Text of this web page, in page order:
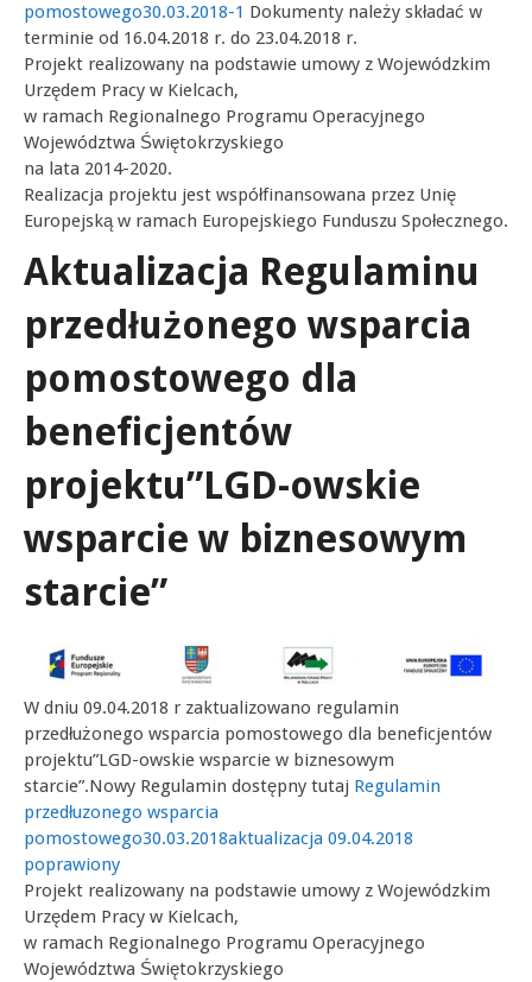
pomostowego30.03.2018-1 Dokumenty należy składać w
terminie od 16.04.2018 r. do 23.04.2018 r.
Projekt realizowany na podstawie umowy z Wojewódzkim
Urzędem Pracy w Kielcach,
w ramach Regionalnego Programu Operacyjnego
Województwa Świętokrzyskiego
na lata 2014-2020.
Realizacja projektu jest współfinansowana przez Unię
Europejską w ramach Europejskiego Funduszu Społecznego.
Aktualizacja Regulaminu
przedłużonego wsparcia
pomostowego dla
beneficjentów
projektu”LGD-owskie
wsparcie w biznesowym
starcie”
W dniu 09.04.2018 r zaktualizowano regulamin
przedłużonego wsparcia pomostowego dla beneficjentów
projektu”LGD-owskie wsparcie w biznesowym
starcie”.Nowy Regulamin dostępny tutaj Regulamin
przedłuzonego wsparcia
pomostowego30.03.2018aktualizacja 09.04.2018
poprawiony
Projekt realizowany na podstawie umowy z Wojewódzkim
Urzędem Pracy w Kielcach,
w ramach Regionalnego Programu Operacyjnego
Województwa Świętokrzyskiego